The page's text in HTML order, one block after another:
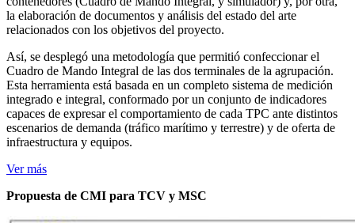
la elaboración de documentos y análisis del estado del arte
relacionados con los objetivos del proyecto.
Así, se desplegó una metodología que permitió confeccionar el
Cuadro de Mando Integral de las dos terminales de la agrupación.
Esta herramienta está basada en un completo sistema de medición
integrado e integral, conformado por un conjunto de indicadores
capaces de expresar el comportamiento de cada TPC ante distintos
escenarios de demanda (tráfico marítimo y terrestre) y de oferta de
infraestructura y equipos.
Ver más
Propuesta de CMI para TCV y MSC